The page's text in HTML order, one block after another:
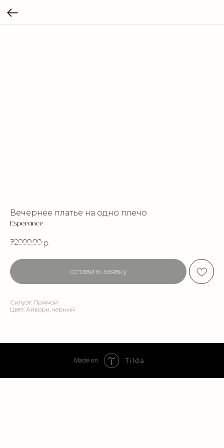
Вечернее платье на одно плечо
Esperance
72000,00 р.
оставить заявку
Силуэт: Прямой
Цвет: Айвори, черный
Made on Tilda